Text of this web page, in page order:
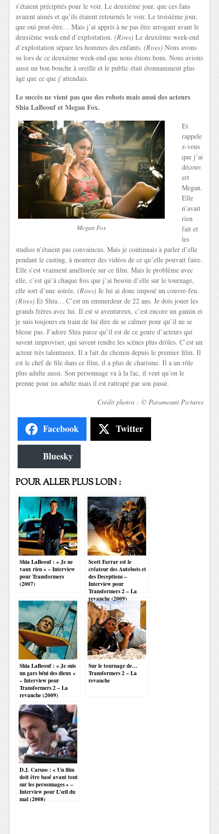
s’étaient précipités pour le voir. Le deuxième jour, que ces fans
avaient aimés et qu’ils étaient retournés le voir. Le troisième jour,
que oui peut-être… Mais j’ai appris à ne pas être arrogant avant le
deuxième week-end d’exploitation.(Rires) Le deuxième week-end
d’exploitation sépare les hommes des enfants.(Rires) Nous avons
su lors de ce deuxième week-end que nous étions bons. Nous avions
aussi un bon bouche à oreille et le public était étonnamment plus
âgé que ce que j’attendais.
Le succès ne vient pas que des robots mais aussi des acteurs
Shia LaBeouf et Megan Fox.
Megan Fox
Et
rappele
z-vous
que j’ai
découv
ert
Megan.
Elle
n’avait
rien
fait et
les
studios n’étaient pas convaincus. Mais je continuais à parler d’elle
pendant le casting, à montrer des vidéos de ce qu’elle pouvait faire.
Elle s’est vraiment améliorée sur ce film. Mais le problème avec
elle, c’est qu’à chaque fois que j’ai besoin d’elle sur le tournage,
elle sort d’une soirée.(Rires) Je lui ai donc imposé un couvre-feu.
(Rires) Et Shia… C’est un emmerdeur de 22 ans. Je dois jouer les
grands frères avec lui. Il est si aventureux, c’est encore un gamin et
je suis toujours en train de lui dire de se calmer pour qu’il ne se
blesse pas. J’adore Shia parce qu’il est de ce genre d’acteurs qui
savent improviser, qui savent rendre les scènes plus drôles. C’est un
acteur très talentueux. Il a fait du chemin depuis le premier film. Il
est le chef de file dans ce film, il a plus de charisme. Il a un rôle
plus adulte aussi. Son personnage va à la fac, il veut qu’on le
prenne pour un adulte mais il est rattrapé par son passé.
Crédit photos : © Paramount Pictures
Facebook Twitter
Bluesky
POUR ALLER PLUS LOIN :
Shia LaBeouf : « Je ne
vaux rien » – Interview
pour Transformers
(2007)
Scott Farrar est le
créateur des Autobots et
des Deceptions –
Interview pour
Transformers 2 – La
revanche (2009)
Shia LaBeouf : « Je suis
un gars béni des dieux »
– Interview pour
Transformers 2 – La
revanche (2009)
Sur le tournage de…
Transformers 2 – La
revanche
D.J. Caruso : « Un film
doit être basé avant tout
sur les personnages » –
Interview pour L’œil du
mal (2008)